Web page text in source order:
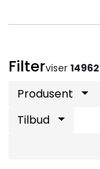
Filterviser
Produsent
Tilbud
Transmisjon
Verktøy &